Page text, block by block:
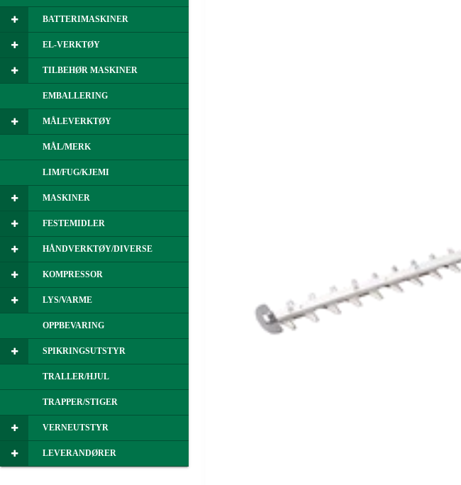
BATTERIMASKINER
EL-VERKTØY
TILBEHØR MASKINER
EMBALLERING
MÅLEVERKTØY
MÅL/MERK
LIM/FUG/KJEMI
MASKINER
FESTEMIDLER
HÅNDVERKTØY/DIVERSE
KOMPRESSOR
LYS/VARME
OPPBEVARING
SPIKRINGSUTSTYR
TRALLER/HJUL
TRAPPER/STIGER
VERNEUTSTYR
LEVERANDØRER